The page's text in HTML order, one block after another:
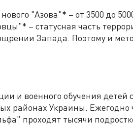
"Азова"* – от 3500 до
– статусная часть
Запада. Поэтому и
и военного обучения детей
районах Украины. Ежегодно
проходят тысячи